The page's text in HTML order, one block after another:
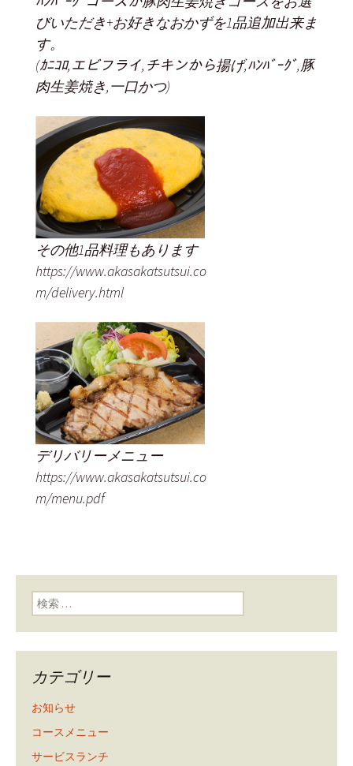
びいただき+お好きなおかずを1品追加出来ま
す。
(ｶﾆｺﾛ,エビフライ,チキンから揚げ,ﾊﾝﾊﾞｰｸﾞ,豚
肉生姜焼き,一口かつ)
その他1品料理もあります
https://www.akasakatsutsui.co
m/delivery.html
デリバリーメニュー
https://www.akasakatsutsui.co
m/menu.pdf
検索:
カテゴリー
お知らせ
コースメニュー
サービスランチ